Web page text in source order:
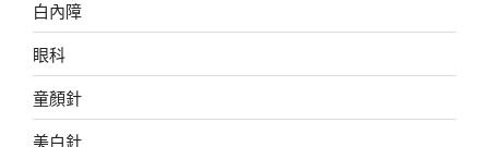
白內障
眼科
童顏針
美白針